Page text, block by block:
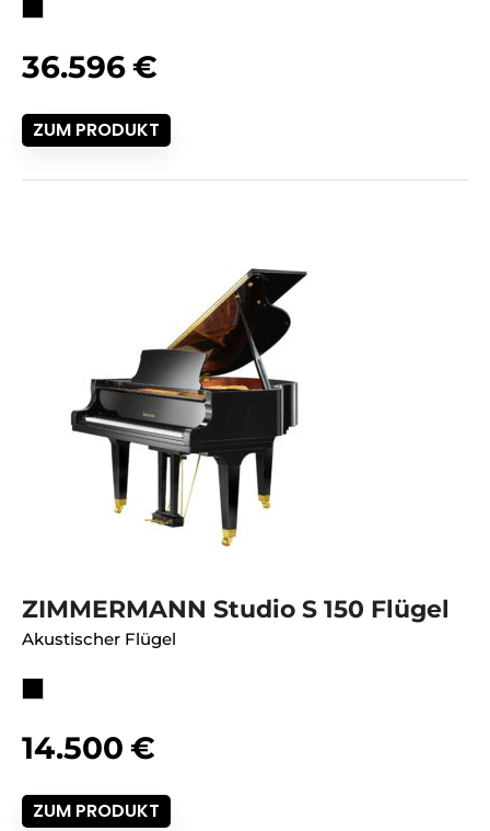
36.596€
ZUM PRODUKT
ZIMMERMANN Studio S 150 Flügel
Akustischer Flügel
14.500 €
ZUM PRODUKT